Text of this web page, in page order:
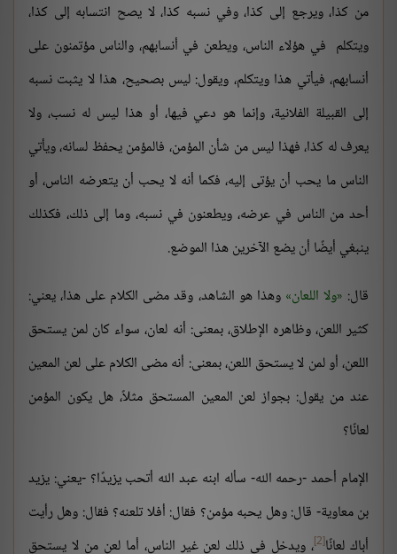
من كذا، ويرجع إلى كذا، وفي نسبه كذا، لا يصح انتسابه إلى كذا،
ويتكلم في هؤلاء الناس، ويطعن في أنسابهم، والناس مؤتمنون على
أنسابهم، فيأتي هذا ويتكلم، ويقول: ليس بصحيح، هذا لا يثبت نسبه
إلى القبيلة الفلانية، وإنما هو دعي فيها، أو هذا ليس له نسب، ولا
يعرف له كذا، فهذا ليس من شأن المؤمن، فالمؤمن يحفظ لسانه، ويأتي
الناس ما يحب أن يؤتى إليه، فكما أنه لا يحب أن يتعرضه الناس، أو
أحد من الناس في عرضه، ويطعنون في نسبه، وما إلى ذلك، فكذلك
ينبغي أيضًا أن يضع الآخرين هذا الموضع.
قال: ولا اللعان وهذا هو الشاهد، وقد مضى الكلام على هذا، يعني:
كثير اللعن، وظاهره الإطلاق، بمعنى: أنه لعان، سواء كان لمن يستحق
اللعن، أو لمن لا يستحق اللعن، بمعنى: أنه مضى الكلام على لعن المعين
عند من يقول: بجواز لعن المعين المستحق مثلاً، هل يكون المؤمن
لعانًا؟
الإمام أحمد -رحمه الله- سأله ابنه عبد الله أتحب يزيدًا؟ -يعني: يزيد
بن معاوية- قال: وهل يحبه مؤمن؟ فقال: أفلا تلعنه؟ فقال: وهل رأيت
أباك لعانًا[2] ، ويدخل في ذلك لعن غير الناس، أما لعن من لا يستحق